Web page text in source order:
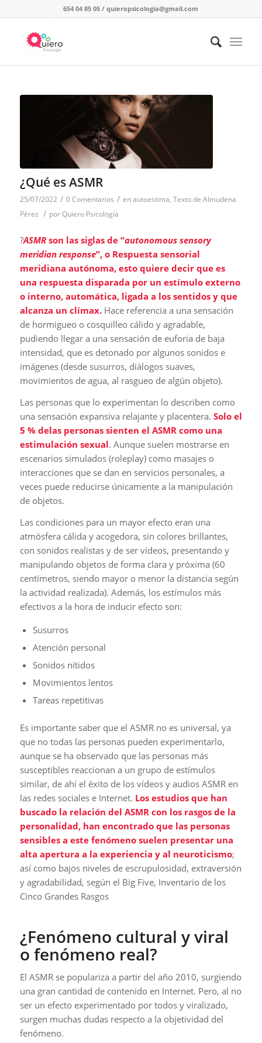
654 04 85 05 /quieropsicologia@gmail.com
¿Qué es ASMR
25/07/2022 / 0 Comentarios / enautoestima, Texto de Almudena
Pérez / porQuiero Psicología
?ASMRson las siglas de “autonomous sensory
meridian response”, o Respuesta sensorial
meridiana autónoma, esto quiere decir que es
una respuesta disparada por un estímulo externo
o interno, automática, ligada a los sentidos y que
alcanza un clímax.Hace referencia a una sensación
de hormigueo o cosquilleo cálido y agradable,
pudiendo llegar a una sensación de euforia de baja
intensidad, que es detonado por algunos sonidos e
imágenes (desde susurros, diálogos suaves,
movimientos de agua, al rasgueo de algún objeto).
Las personas que lo experimentan lo describen como
una sensación expansiva relajante y placentera. Solo el
5 % delas personas sienten el ASMR como una
estimulación sexual. Aunque suelen mostrarse en
escenarios simulados (roleplay) como masajes o
interacciones que se dan en servicios personales, a
veces puede reducirse únicamente a la manipulación
de objetos.
Las condiciones para un mayor efecto eran una
atmósfera cálida y acogedora, sin colores brillantes,
con sonidos realistas y de ser vídeos, presentando y
manipulando objetos de forma clara y próxima (60
centímetros, siendo mayor o menor la distancia según
la actividad realizada). Además, los estímulos más
efectivos a la hora de inducir efecto son:
Susurros
Atención personal
Sonidos nítidos
Movimientos lentos
Tareas repetitivas
Es importante saber que el ASMR no es universal, ya
que no todas las personas pueden experimentarlo,
aunque se ha observado que las personas más
susceptibles reaccionan a un grupo de estímulos
similar, de ahí el éxito de los vídeos y audios ASMR en
las redes sociales e Internet. Los estudios que han
buscado la relación del ASMR con los rasgos de la
personalidad, han encontrado que las personas
sensibles a este fenómeno suelen presentar una
alta apertura a la experiencia y al neuroticismo;
así como bajos niveles de escrupulosidad, extraversión
y agradabilidad, según el Big Five, Inventario de los
Cinco Grandes Rasgos
¿Fenómeno cultural y viral
o fenómeno real?
El ASMR se populariza a partir del año 2010, surgiendo
una gran cantidad de contenido en Internet. Pero, al no
ser un efecto experimentado por todos y viralizado,
surgen muchas dudas respecto a la objetividad del
fenómeno.